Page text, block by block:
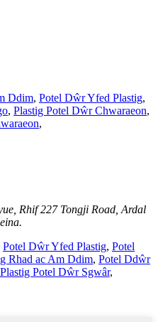
Ddim, Potel Dŵr Yfed Plastig,
, Plastig Potel Dŵr Chwaraeon,
,
Rhif 227 Tongji Road, Ardal
Potel Dŵr Yfed Plastig, Potel
Rhad ac Am Ddim, Potel Ddŵr
Plastig Potel Dŵr Sgwâr,